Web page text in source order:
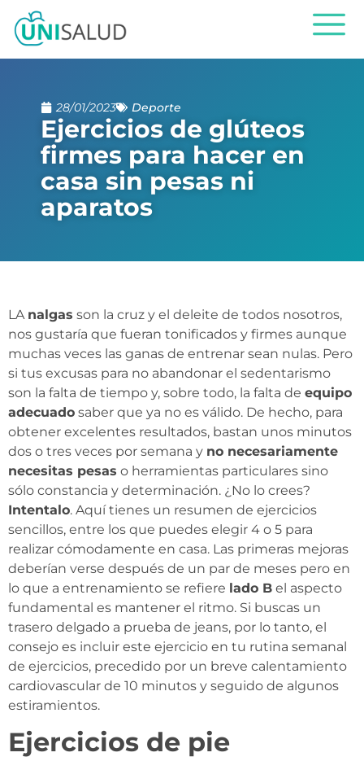
28/01/2023 Deporte
Ejercicios de glúteos
firmes para hacer en
casa sin pesas ni
aparatos
LA nalgas son la cruz y el deleite de todos nosotros,
nos gustaría que fueran tonificados y firmes aunque
muchas veces las ganas de entrenar sean nulas. Pero
si tus excusas para no abandonar el sedentarismo
son la falta de tiempo y, sobre todo, la falta de equipo
adecuado saber que ya no es válido. De hecho, para
obtener excelentes resultados, bastan unos minutos
dos o tres veces por semana y no necesariamente
necesitas pesas o herramientas particulares sino
sólo constancia y determinación. ¿No lo crees?
Intentalo. Aquí tienes un resumen de ejercicios
sencillos, entre los que puedes elegir 4 o 5 para
realizar cómodamente en casa. Las primeras mejoras
deberían verse después de un par de meses pero en
lo que a entrenamiento se refiere lado B el aspecto
fundamental es mantener el ritmo. Si buscas un
trasero delgado a prueba de jeans, por lo tanto, el
consejo es incluir este ejercicio en tu rutina semanal
de ejercicios, precedido por un breve calentamiento
cardiovascular de 10 minutos y seguido de algunos
estiramientos.
Ejercicios de pie